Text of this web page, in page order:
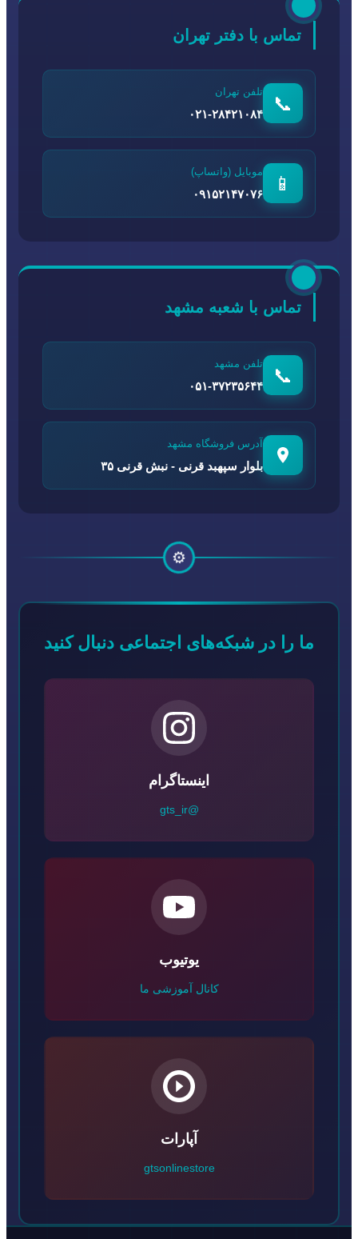
تماس با دفتر تهران
📞
تلفن تهران
۰۲۱-۲۸۴۲۱۰۸۴
📱
موبایل (واتساپ)
۰۹۱۵۲۱۴۷۰۷۶
تماس با شعبه مشهد
📞
تلفن مشهد
۰۵۱-۳۷۲۳۵۶۴۴
آدرس فروشگاه مشهد
بلوار سپهبد قرنی - نبش قرنی ۳۵
⚙️
ما را در شبکه‌های اجتماعی دنبال کنید
اینستاگرام
@gts_ir
یوتیوب
کانال آموزشی ما
آپارات
gtsonlinestore